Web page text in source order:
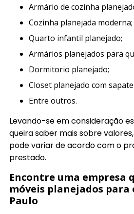
armário de cozinha
cozinha planejada moderna;
quarto infantil planejado;
armários planejados para
dormitorio planejado;
closet planejado com
entre outros.
Levando-se em consideração
queira saber mais sobre
pode variar de acordo com o
prestado.
Encontre uma empresa
móveis planejados para
Paulo